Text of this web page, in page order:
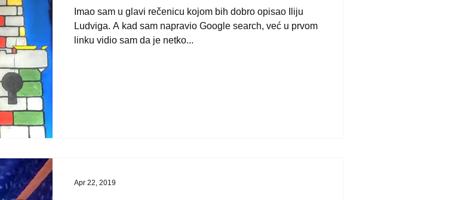
Imao sam u glavi rečenicu kojom bih dobro opisao Iliju
Ludviga. A kad sam napravio Google search, već u prvom
linku vidio sam da je netko...
Apr 22, 2019